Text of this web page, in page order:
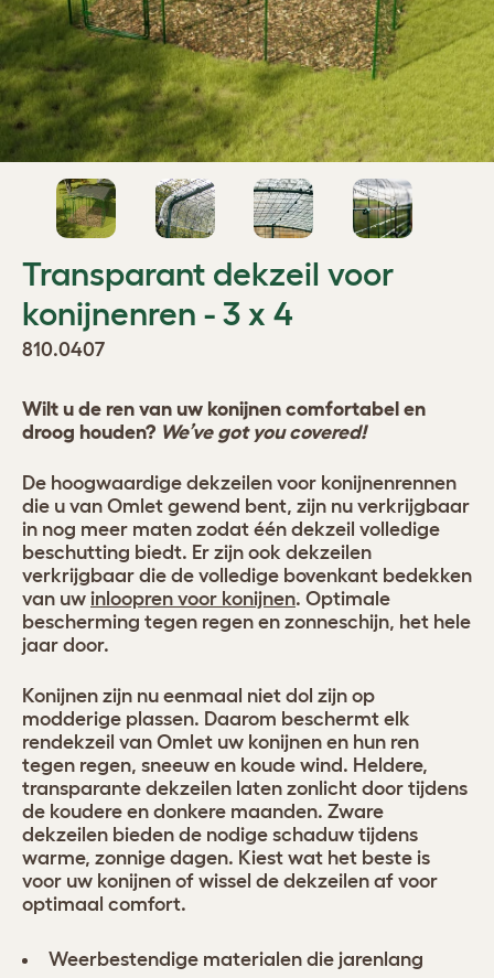
Transparant dekzeil voor
konijnenren - 3 x 4
810.0407
Wilt u de ren van uw konijnen comfortabel en
droog houden? We’ve got you covered!
De hoogwaardige dekzeilen voor konijnenrennen
die u van Omlet gewend bent, zijn nu verkrijgbaar
in nog meer maten zodat één dekzeil volledige
beschutting biedt. Er zijn ook dekzeilen
verkrijgbaar die de volledige bovenkant bedekken
van uw inloopren voor konijnen. Optimale
bescherming tegen regen en zonneschijn, het hele
jaar door.
Konijnen zijn nu eenmaal niet dol zijn op
modderige plassen. Daarom beschermt elk
rendekzeil van Omlet uw konijnen en hun ren
tegen regen, sneeuw en koude wind. Heldere,
transparante dekzeilen laten zonlicht door tijdens
de koudere en donkere maanden. Zware
dekzeilen bieden de nodige schaduw tijdens
warme, zonnige dagen. Kiest wat het beste is
voor uw konijnen of wissel de dekzeilen af voor
optimaal comfort.
Weerbestendige materialen die jarenlang